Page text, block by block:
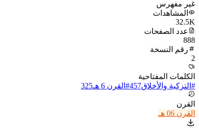
غير مفهرس
المشاهدات
32.5K
عدد الصفحات
888
رقم النسخة
2
الكلمات المفتاحية
# التزكية والأخلاق457
# القرن 6 هـ 325
القرن
القرن 06 هـ